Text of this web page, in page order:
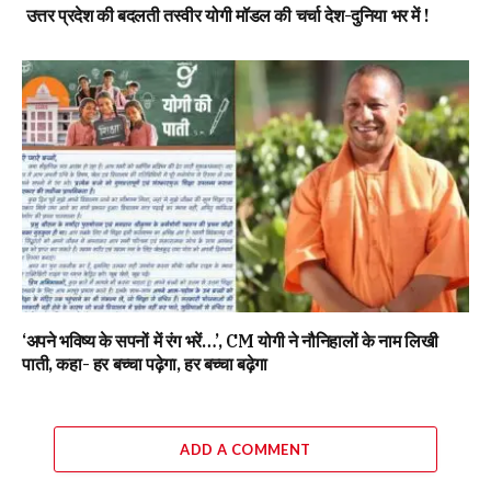
उत्तर प्रदेश की बदलती तस्वीर योगी मॉडल की चर्चा देश-दुनिया भर में !
‘अपने भविष्य के सपनों में रंग भरें…’, CM योगी ने नौनिहालों के नाम लिखी
पाती, कहा- हर बच्चा पढ़ेगा, हर बच्चा बढ़ेगा
ADD A COMMENT